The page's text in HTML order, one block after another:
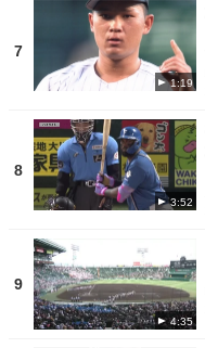
7
1:19
8
3:52
9
4:35